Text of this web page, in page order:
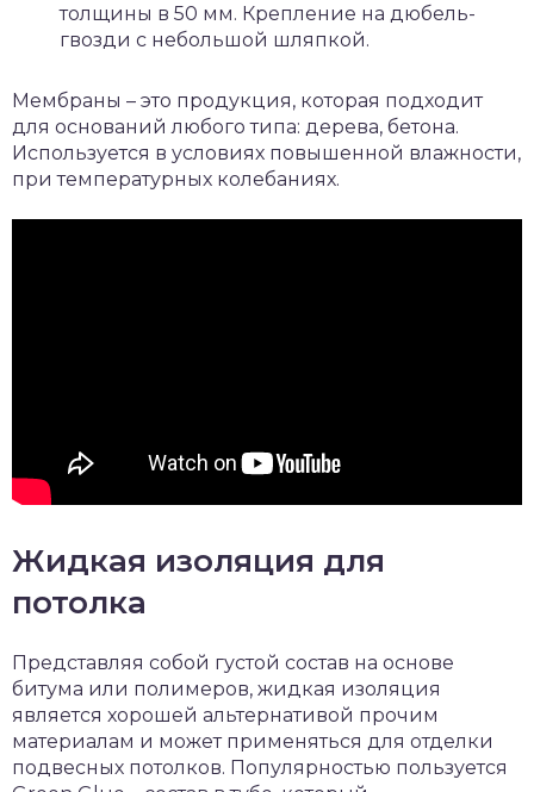
толщины в 50 мм. Крепление на дюбель-
гвозди с небольшой шляпкой.
Мембраны – это продукция, которая подходит
для оснований любого типа: дерева, бетона.
Используется в условиях повышенной влажности,
при температурных колебаниях.
Жидкая изоляция для
потолка
Представляя собой густой состав на основе
битума или полимеров, жидкая изоляция
является хорошей альтернативой прочим
материалам и может применяться для отделки
подвесных потолков. Популярностью пользуется